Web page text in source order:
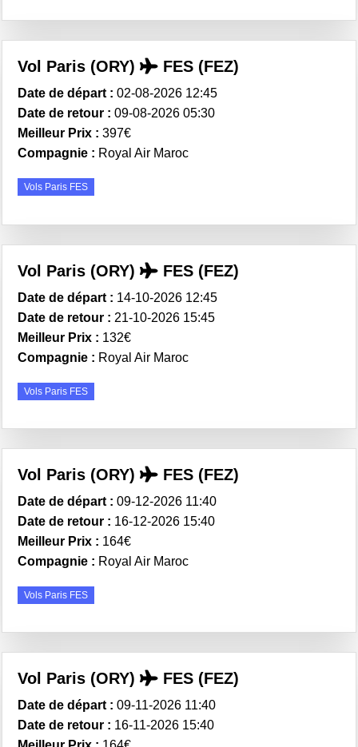
Vol Paris (ORY) FES (FEZ)
Date de départ : 02-08-2026 12:45
Date de retour : 09-08-2026 05:30
Meilleur Prix : 397€
Compagnie : Royal Air Maroc
Vols Paris FES
Vol Paris (ORY) FES (FEZ)
Date de départ : 14-10-2026 12:45
Date de retour : 21-10-2026 15:45
Meilleur Prix : 132€
Compagnie : Royal Air Maroc
Vols Paris FES
Vol Paris (ORY) FES (FEZ)
Date de départ : 09-12-2026 11:40
Date de retour : 16-12-2026 15:40
Meilleur Prix : 164€
Compagnie : Royal Air Maroc
Vols Paris FES
Vol Paris (ORY) FES (FEZ)
Date de départ : 09-11-2026 11:40
Date de retour : 16-11-2026 15:40